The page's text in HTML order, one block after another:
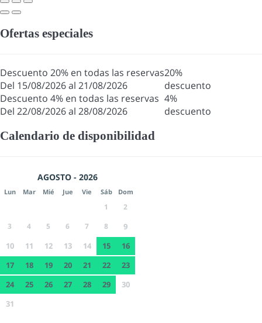
Ofertas especiales
Descuento 20% en todas las reservas
Del 15/08/2026 al 21/08/2026
20%
descuento
Descuento 4% en todas las reservas
Del 22/08/2026 al 28/08/2026
4%
descuento
Calendario de disponibilidad
AGOSTO - 2026
Lun Mar Mié Jue Vie Sáb Dom
1
2
3
4 5 6 7 8
9
10
11 12 13 14 15
16
17
18 19 20 21 22
23
24
25 26 27 28 29
30
31